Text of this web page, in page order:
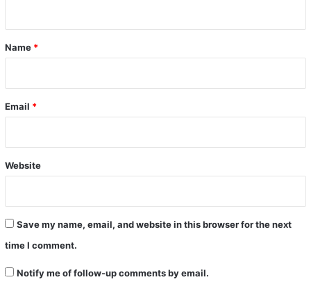
*
Name *
Email *
Website
Save my name, email, and website in this browser for the next
time I comment.
Notify me of follow-up comments by email.